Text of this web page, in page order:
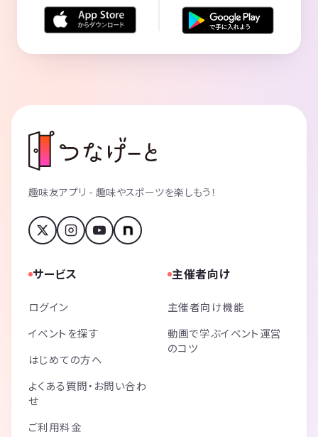
趣味友アプリ - 趣味やスポーツを楽しもう！
サービス
ログイン
イベントを探す
はじめての方へ
よくある質問・お問い合わ
せ
ご利用料金
主催者向け
主催者向け機能
動画で学ぶイベント運営
のコツ